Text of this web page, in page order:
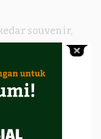
souvenir,
orang Sumba.
waktu lama,
sang
masing-
orang